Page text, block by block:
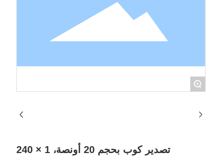
+
تصدير كوب بحجم 20 أونصة، 1 × 240